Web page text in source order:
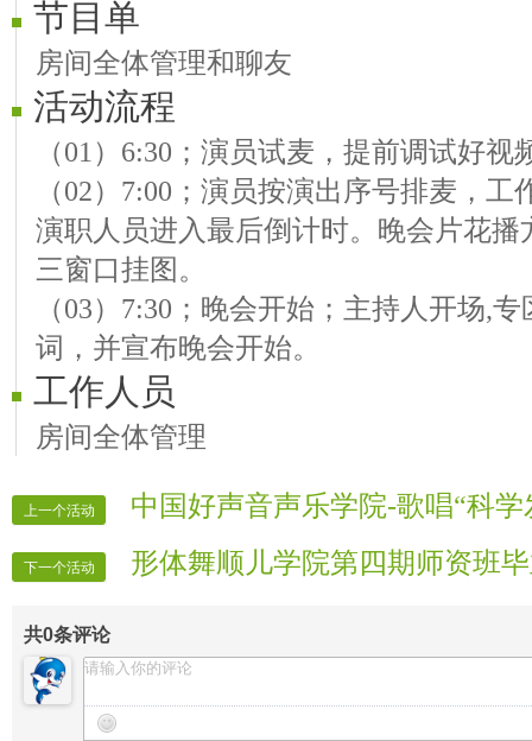
节目单
房间全体管理和聊友
活动流程
（01）6:30；演员试麦，提前调试好视
（02）7:00；演员按演出序号排麦，
演职人员进入最后倒计时。晚会片花
三窗口挂图。
（03）7:30；晚会开始；主持人开场,
词，并宣布晚会开始。
工作人员
房间全体管理
上一个活动 中国好声音声乐学院-歌唱“科学
下一个活动 形体舞顺儿学院第四期师资班
共0条评论